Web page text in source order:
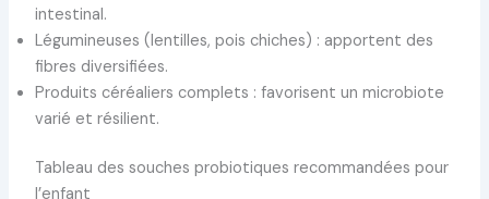
intestinal.
Légumineuses (lentilles, pois chiches) : apportent des
fibres diversifiées.
Produits céréaliers complets : favorisent un microbiote
varié et résilient.
Tableau des souches probiotiques recommandées pour
l’enfant